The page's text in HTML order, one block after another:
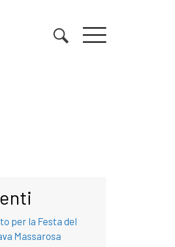
per la Festa del
Massarosa